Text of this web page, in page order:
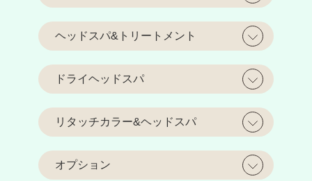
ヘッドスパ&トリートメント
ドライヘッドスパ
リタッチカラー&ヘッドスパ
オプション